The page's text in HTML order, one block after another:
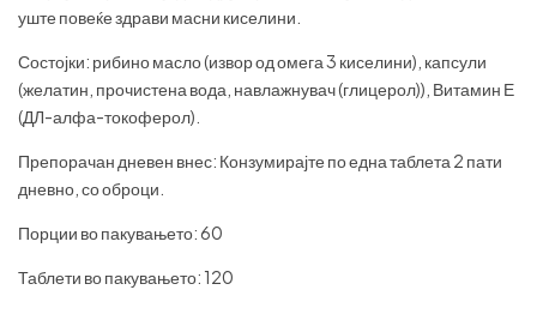
уште повеќе здрави масни киселини.
Состојки: рибино масло (извор од омега 3 киселини), капсули
(желатин, прочистена вода, навлажнувач (глицерол)), Витамин Е
(ДЛ-алфа-токоферол).
Препорачан дневен внес: Конзумирајте по една таблета 2 пати
дневно, со оброци.
Порции во пакувањето: 60
Таблети во пакувањето: 120